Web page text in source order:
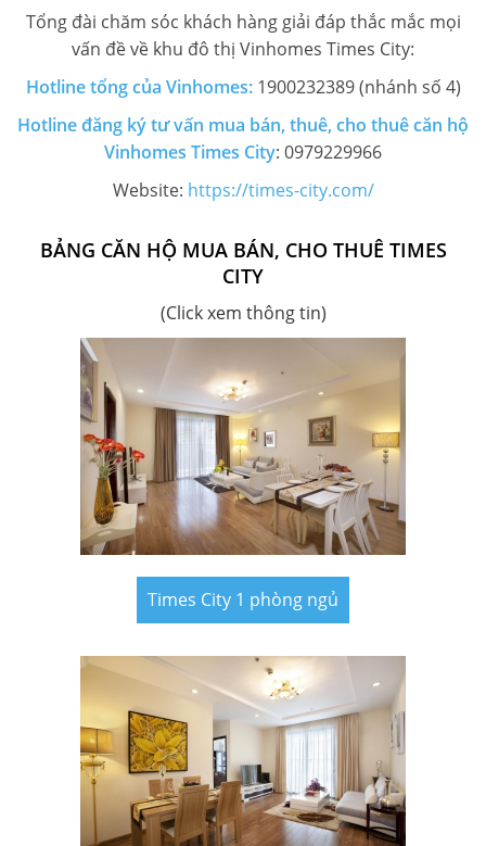
Tổng đài chăm sóc khách hàng giải đáp thắc mắc mọi
vấn đề về khu đô thị Vinhomes Times City:
Hotline tổng của Vinhomes:1900232389 (nhánh số 4)
Hotline đăng ký tư vấn mua bán, thuê, cho thuê căn hộ
Vinhomes Times City: 0979229966
Website: https://times-city.com/
BẢNG CĂN HỘ MUA BÁN, CHO THUÊ TIMES
CITY
(Click xem thông tin)
Times City 1 phòng ngủ